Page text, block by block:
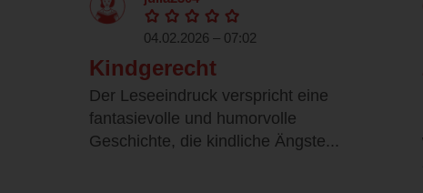
04.02.2026 – 07:02
Kindgerecht
Der Leseeindruck verspricht eine
fantasievolle und humorvolle
Geschichte, die kindliche Ängste...